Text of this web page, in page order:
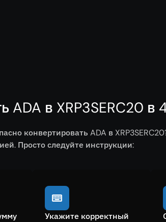
ADA в XRP3SERC20 в
конвертировать ADA в
Просто следуйте инструкции:
Укажите корректный